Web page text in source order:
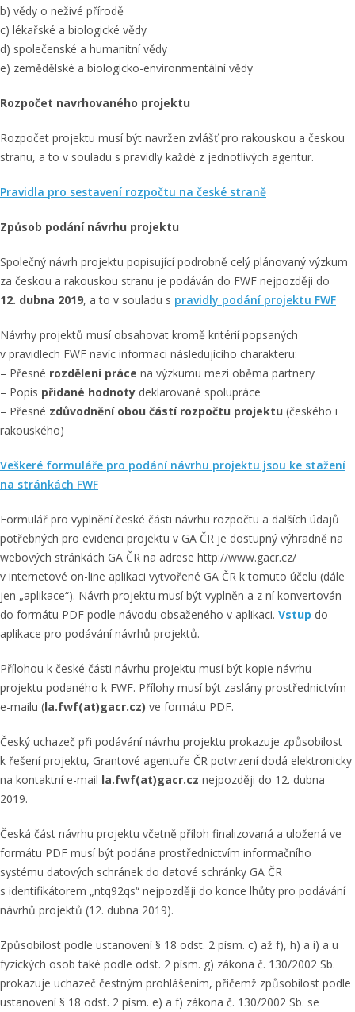
b) vědy o neživé přírodě
c) lékařské a biologické vědy
d) společenské a humanitní vědy
e) zemědělské a biologicko-environmentální vědy
Rozpočet navrhovaného projektu
Rozpočet projektu musí být navržen zvlášť pro rakouskou a českou
stranu, a to v souladu s pravidly každé z jednotlivých agentur.
Pravidla pro sestavení rozpočtu na české straně
Způsob podání návrhu projektu
Společný návrh projektu popisující podrobně celý plánovaný výzkum
za českou a rakouskou stranu je podáván do FWF nejpozději do
12. dubna 2019, a to v souladu s pravidly podání projektu FWF
Návrhy projektů musí obsahovat kromě kritérií popsaných
v pravidlech FWF navíc informaci následujícího charakteru:
– Přesné rozdělení práce na výzkumu mezi oběma partnery
– Popis přidané hodnoty deklarované spolupráce
– Přesné zdůvodnění obou částí rozpočtu projektu (českého i
rakouského)
Veškeré formuláře pro podání návrhu projektu jsou ke stažení
na stránkách FWF
Formulář pro vyplnění české části návrhu rozpočtu a dalších údajů
potřebných pro evidenci projektu v GA ČR je dostupný výhradně na
webových stránkách GA ČR na adrese http://www.gacr.cz/
v internetové on-line aplikaci vytvořené GA ČR k tomuto účelu (dále
jen „aplikace“). Návrh projektu musí být vyplněn a z ní konvertován
do formátu PDF podle návodu obsaženého v aplikaci. Vstup do
aplikace pro podávání návrhů projektů.
Přílohou k české části návrhu projektu musí být kopie návrhu
projektu podaného k FWF. Přílohy musí být zaslány prostřednictvím
e-mailu (la.fwf(at)gacr.cz) ve formátu PDF.
Český uchazeč při podávání návrhu projektu prokazuje způsobilost
k řešení projektu, Grantové agentuře ČR potvrzení dodá elektronicky
na kontaktní e-mail la.fwf(at)gacr.cz nejpozději do 12. dubna
2019.
Česká část návrhu projektu včetně příloh finalizovaná a uložená ve
formátu PDF musí být podána prostřednictvím informačního
systému datových schránek do datové schránky GA ČR
s identifikátorem „ntq92qs“ nejpozději do konce lhůty pro podávání
návrhů projektů (12. dubna 2019).
Způsobilost podle ustanovení § 18 odst. 2 písm. c) až f), h) a i) a u
fyzických osob také podle odst. 2 písm. g) zákona č. 130/2002 Sb.
prokazuje uchazeč čestným prohlášením, přičemž způsobilost podle
ustanovení § 18 odst. 2 písm. e) a f) zákona č. 130/2002 Sb. se